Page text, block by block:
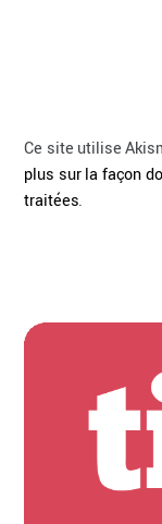
Ce site utilise
plus sur la façon
traitées.